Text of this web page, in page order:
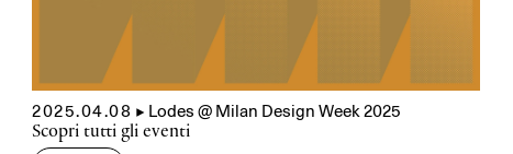
2025.04.08 ▲ Lodes @ Milan Design Week 2025
Scopri tutti gli eventi